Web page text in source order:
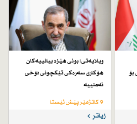
بۆ
ویلایەتی: بونی هێزە بیانییەكان
هۆكاری سەرەكی تێكچونی دۆخی
ئەمنییە
9 کاتژمێر پێش ئێستا
زیاتر